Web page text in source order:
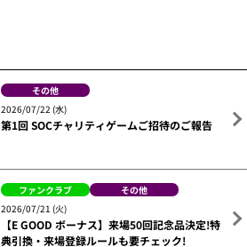
その他
2026/07/22 (水)
第1回 SOCチャリティゲームご招待のご報告
ファンクラブ
その他
2026/07/21 (火)
【E GOOD ボーナス】来場50回記念品決定!特
典引換・来場登録ルールも要チェック!